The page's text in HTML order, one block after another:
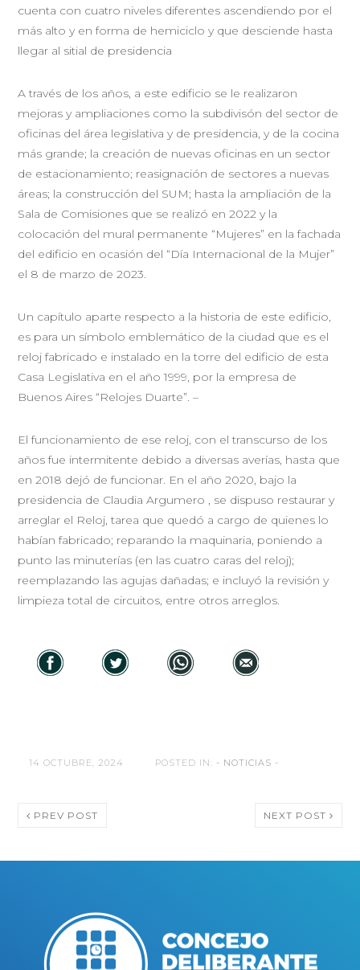
cuenta con cuatro niveles diferentes ascendiendo por el
más alto y en forma de hemiciclo y que desciende hasta
llegar al sitial de presidencia
A través de los años, a este edificio se le realizaron
mejoras y ampliaciones como la subdivisón del sector de
oficinas del área legislativa y de presidencia, y de la cocina
más grande; la creación de nuevas oficinas en un sector
de estacionamiento; reasignación de sectores a nuevas
áreas; la construcción del SUM; hasta la ampliación de la
Sala de Comisiones que se realizó en 2022 y la
colocación del mural permanente “Mujeres” en la fachada
del edificio en ocasión del “Día Internacional de la Mujer”
el 8 de marzo de 2023.
Un capítulo aparte respecto a la historia de este edificio,
es para un símbolo emblemático de la ciudad que es el
reloj fabricado e instalado en la torre del edificio de esta
Casa Legislativa en el año 1999, por la empresa de
Buenos Aires “Relojes Duarte”. –
El funcionamiento de ese reloj, con el transcurso de los
años fue intermitente debido a diversas averías, hasta que
en 2018 dejó de funcionar. En el año 2020, bajo la
presidencia de Claudia Argumero , se dispuso restaurar y
arreglar el Reloj, tarea que quedó a cargo de quienes lo
habían fabricado; reparando la maquinaria, poniendo a
punto las minuterías (en las cuatro caras del reloj);
reemplazando las agujas dañadas; e incluyó la revisión y
limpieza total de circuitos, entre otros arreglos.
14 OCTUBRE, 2024 POSTED IN: - NOTICIAS -
PREV POST NEXT POST